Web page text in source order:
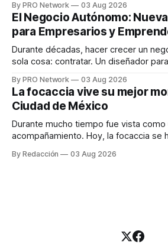
INTERIUS, el problema suele estar en otro
una entrevista para el podcast SER
marketing digital explicó que
By PRO Network 03 Aug 2026
El Negocio Autónomo:
para Empresarios y
Durante décadas, hacer crecer un
sola cosa: contratar. Un diseñador
para los textos, alguien que supiera de
para encontrar prospectos, un
llamadas y mensajes, y —con suerte—
By PRO Network 03 Aug 2026
La focaccia vive su mejor
Ciudad de México
Durante mucho tiempo fue vista como
acompañamiento. Hoy, la focaccia se
artesanal, ingredientes de calidad y
By Redacción 03 Aug 2026